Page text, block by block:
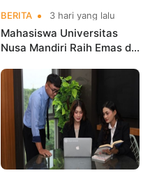
BERITA 3 hari yang lalu
Mahasiswa Universitas
Nusa Mandiri Raih Emas di
Indonesia Open
Championships 2026